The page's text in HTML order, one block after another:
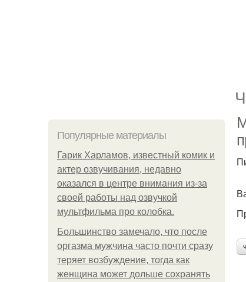
Популярные материалы
Гарик Харламов, известный комик и
актер озвучивания, недавно
оказался в центре внимания из-за
своей работы над озвучкой
мультфильма про колобка.
Большинство замечало, что после
оргазма мужчина часто почти сразу
теряет возбуждение, тогда как
женщина может дольше сохранять